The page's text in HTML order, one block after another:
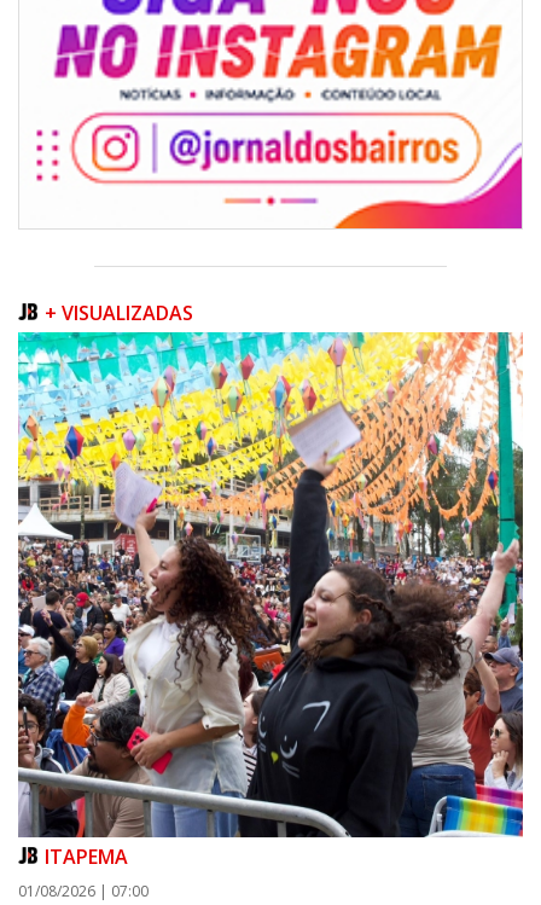
05/08/2026 | 07:00
Queda na geração europeia ocorre enquanto inteligência artificial, data
centers e carros elétricos elevam a demanda e colocam o
armazenamento no centro do debate energético
NAVEGANTES
+ VISUALIZADAS
ITAPEMA
01/08/2026 | 07:00